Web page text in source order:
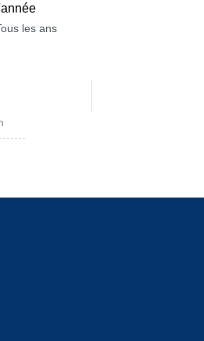
les ans